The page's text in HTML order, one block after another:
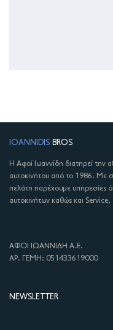
IOANNIDIS BROS
Η Αφοί Ιωαννίδη διατηρεί την
αυτοκινήτου από το 1986. Με
πελάτη παρέχουμε υπηρεσίες
αυτοκινήτων καθώς και
ΑΦΟΙ ΙΩΑΝΝΙΔΗ Α.Ε.
ΑΡ. ΓΕΜΗ: 051433619000
NEWSLETTER